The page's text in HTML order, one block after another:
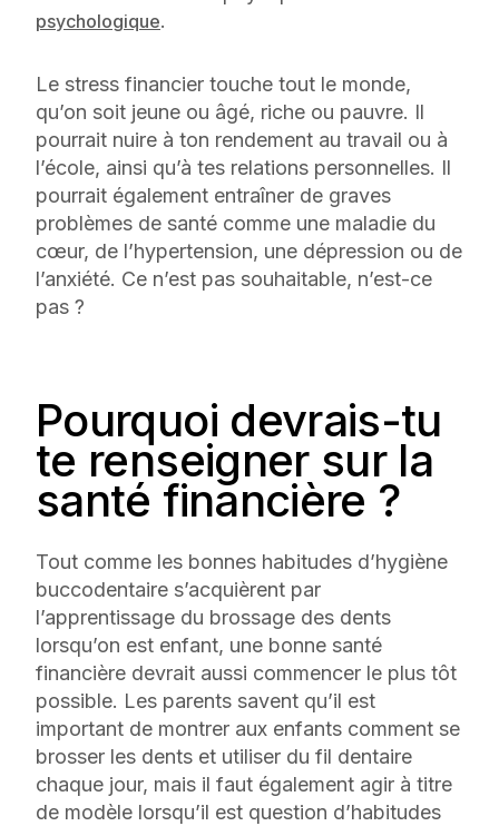
psychologique.
Le stress financier touche tout le monde,
qu’on soit jeune ou âgé, riche ou pauvre. Il
pourrait nuire à ton rendement au travail ou à
l’école, ainsi qu’à tes relations personnelles. Il
pourrait également entraîner de graves
problèmes de santé comme une maladie du
cœur, de l’hypertension, une dépression ou de
l’anxiété. Ce n’est pas souhaitable, n’est-ce
pas ?
Pourquoi devrais-tu
te renseigner sur la
santé financière ?
Tout comme les bonnes habitudes d’hygiène
buccodentaire s’acquièrent par
l’apprentissage du brossage des dents
lorsqu’on est enfant, une bonne santé
financière devrait aussi commencer le plus tôt
possible. Les parents savent qu’il est
important de montrer aux enfants comment se
brosser les dents et utiliser du fil dentaire
chaque jour, mais il faut également agir à titre
de modèle lorsqu’il est question d’habitudes